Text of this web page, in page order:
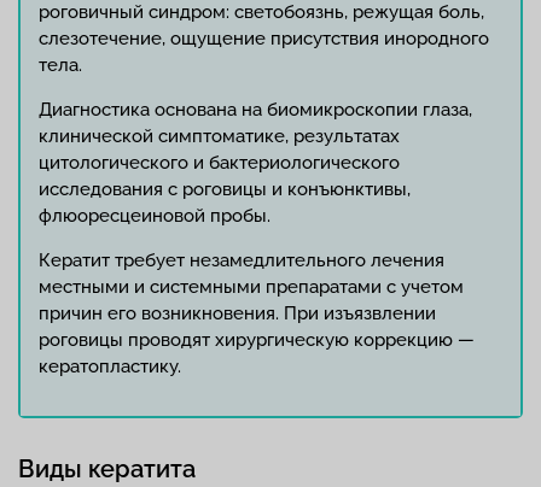
роговичный синдром: светобоязнь, режущая боль,
слезотечение, ощущение присутствия инородного
тела.
Диагностика основана на биомикроскопии глаза,
клинической симптоматике, результатах
цитологического и бактериологического
исследования с роговицы и конъюнктивы,
флюоресцеиновой пробы.
Кератит требует незамедлительного лечения
местными и системными препаратами с учетом
причин его возникновения. При изъязвлении
роговицы проводят хирургическую коррекцию —
кератопластику.
Виды кератита